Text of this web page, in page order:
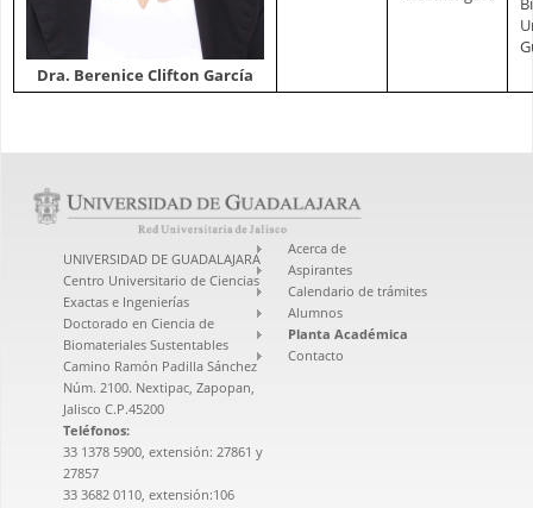
Dra. Berenice Clifton García
UNIVERSIDAD DE GUADALAJARA
Centro Universitario de Ciencias
Exactas e Ingenierías
Doctorado en Ciencia de
Biomateriales Sustentables
Camino Ramón Padilla Sánchez
Núm. 2100. Nextipac, Zapopan,
Jalisco C.P.45200
Teléfonos:
33 1378 5900, extensión: 27861 y
27857
33 3682 0110, extensión:106
Acerca de
Aspirantes
Calendario de trámites
Alumnos
Planta Académica
Contacto